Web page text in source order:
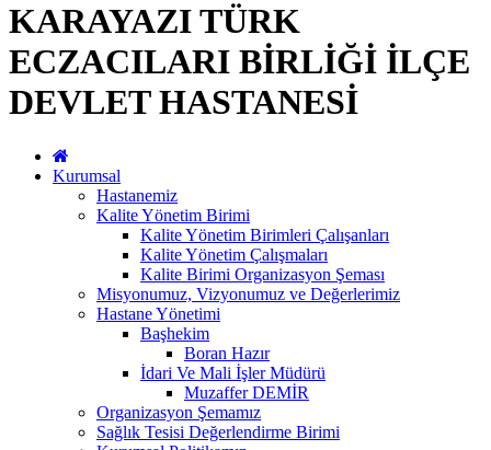
KARAYAZI TÜRK
ECZACILARI BİRLİĞİ İLÇE
DEVLET HASTANESİ
Kurumsal
Hastanemiz
Kalite Yönetim Birimi
Kalite Yönetim Birimleri Çalışanları
Kalite Yönetim Çalışmaları
Kalite Birimi Organizasyon Şeması
Misyonumuz, Vizyonumuz ve Değerlerimiz
Hastane Yönetimi
Başhekim
Boran Hazır
İdari Ve Mali İşler Müdürü
Muzaffer DEMİR
Organizasyon Şemamız
Sağlık Tesisi Değerlendirme Birimi